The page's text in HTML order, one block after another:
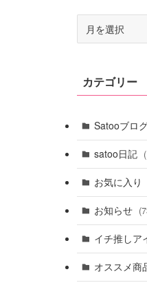
ブカテゴリー
Satooブロ
satoo日記
お気に入り
お知らせ
イチ推しア
オススメ商